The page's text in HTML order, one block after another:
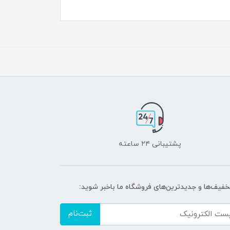
پشتیبانی ۲۴ ساعته
و جدیدترین‌های فروشگاه ما باخبر شوید:
ثبت‌نام